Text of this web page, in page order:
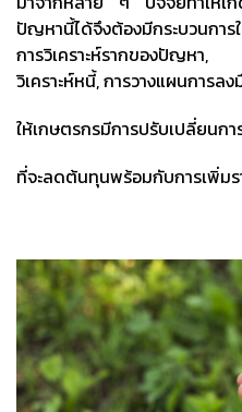
ปัญหานี้ได้จึงต้องมีกระบวนกา
การวิเคราะห์รากของปัญหา,
วิเคราะห์หนี้, การวางแผนการ
ให้เกษตรกรมีการปรับเปลี่ยนก
ที่จะลดต้นทุนพร้อมกับการเพิ่ม